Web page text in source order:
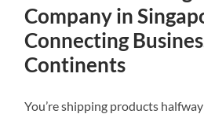
Company in
Connecting
Continents
You’re shipping products